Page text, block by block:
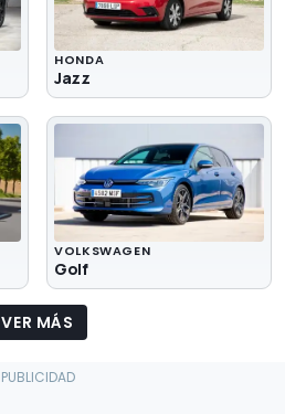
HONDA
Jazz
VOLKSWAGEN
Golf
VER MÁS